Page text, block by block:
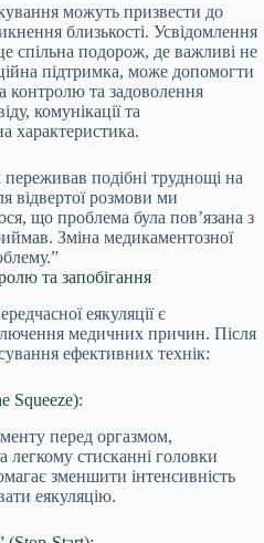
можуть призвести до
близькості. Усвідомлення
спільна подорож, де важливі не
підтримка, може допомогти
контролю та задоволення
комунікації та
характеристика.
подібні труднощі на
відвертої розмови ми
що проблема була пов’язана з
Зміна медикаментозної
та запобігання
еякуляції є
медичних причин. Після
ефективних технік:
Squeeze):
перед оргазмом,
легкому стисканні головки
зменшити інтенсивність
еякуляцію.